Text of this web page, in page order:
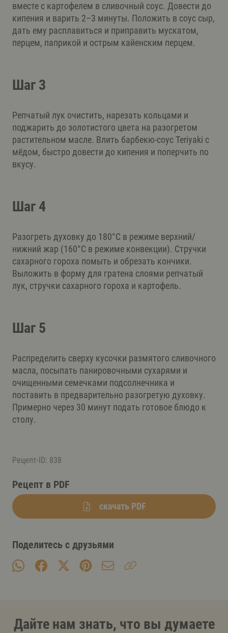
вместе с картофелем в сливочный соус. Довести до
кипения и варить 2–3 минуты. Положить в соус сыр,
дать ему расплавиться и приправить мускатом,
перцем, паприкой и острым кайенским перцем.
Шаг 3
Репчатый лук очистить, нарезать кольцами и
поджарить до золотистого цвета на разогретом
растительном масле. Влить барбекю-соус Teriyaki c
мёдом, быстро довести до кипения и поперчить по
вкусу.
Шаг 4
Разогреть духовку до 180°C в режиме верхний/
нижний жар (160°C в режиме конвекции). Стручки
сахарного гороха помыть и обрезать кончики.
Выложить в форму для гратена слоями репчатый
лук, стручки сахарного гороха и картофель.
Шаг 5
Распределить сверху кусочки размятого сливочного
масла, посыпать панировочными сухарями и
очищенными семечками подсолнечника и
поставить в предварительно разогретую духовку.
Примерно через 30 минут подать готовое блюдо к
столу.
Рецепт-ID: 838
Рецепт в PDF
скачать PDF
Поделитесь с друзьями
Дайте нам знать, что вы думаете